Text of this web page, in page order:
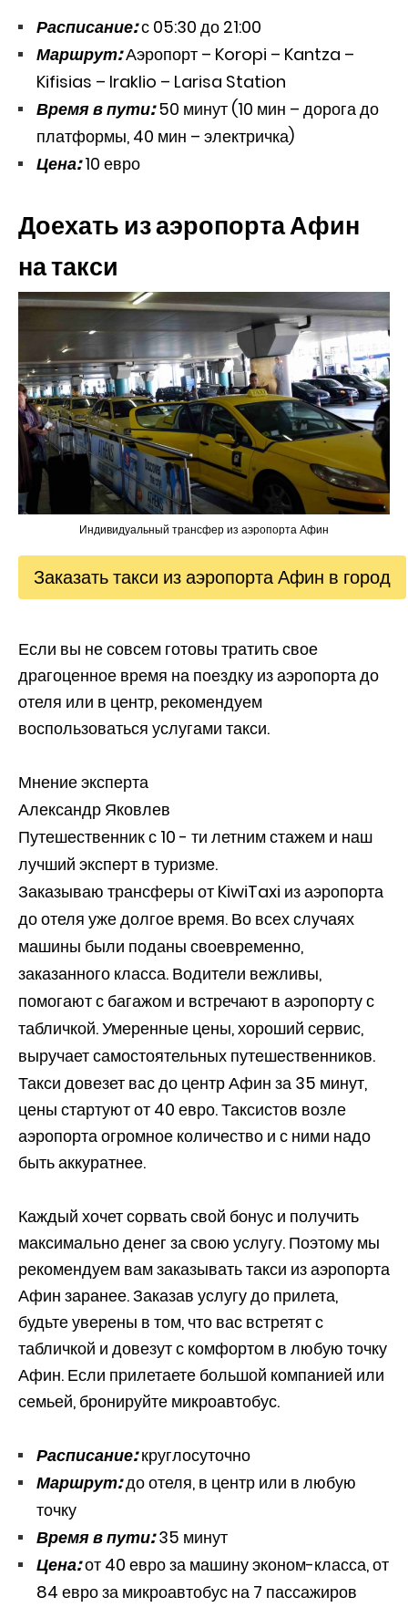
Расписание:с 05:30 до 21:00
Маршрут:Аэропорт – Koropi – Kantza –
Kifisias – Iraklio – Larisa Station
Время в пути:50 минут (10 мин – дорога до
платформы, 40 мин – электричка)
Цена:10 евро
Доехать из аэропорта Афин
на такси
Индивидуальный трансфер из аэропорта Афин
Заказать такси из аэропорта Афин в город
Если вы не совсем готовы тратить свое
драгоценное время на поездку из аэропорта до
отеля или в центр, рекомендуем
воспользоваться услугами такси.
Мнение эксперта
Александр Яковлев
Путешественник с 10 - ти летним стажем и наш
лучший эксперт в туризме.
Заказываю трансферы от KiwiTaxi из аэропорта
до отеля уже долгое время. Во всех случаях
машины были поданы своевременно,
заказанного класса. Водители вежливы,
помогают с багажом и встречают в аэропорту с
табличкой. Умеренные цены, хороший сервис,
выручает самостоятельных путешественников.
Такси довезет вас до центр Афин за 35 минут,
цены стартуют от 40 евро. Таксистов возле
аэропорта огромное количество и с ними надо
быть аккуратнее.
Каждый хочет сорвать свой бонус и получить
максимально денег за свою услугу. Поэтому мы
рекомендуем вам заказывать такси из аэропорта
Афин заранее. Заказав услугу до прилета,
будьте уверены в том, что вас встретят с
табличкой и довезут с комфортом в любую точку
Афин. Если прилетаете большой компанией или
семьей, бронируйте микроавтобус.
Расписание:круглосуточно
Маршрут:до отеля, в центр или в любую
точку
Время в пути:35 минут
Цена:от 40 евро за машину эконом-класса, от
84 евро за микроавтобус на 7 пассажиров